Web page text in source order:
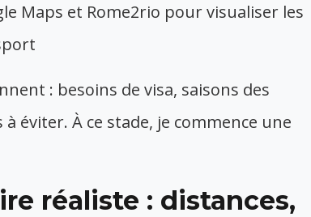
Maps et Rome2rio pour visualiser les
: besoins de visa, saisons des
éviter. À ce stade, je commence une
réaliste : distances,